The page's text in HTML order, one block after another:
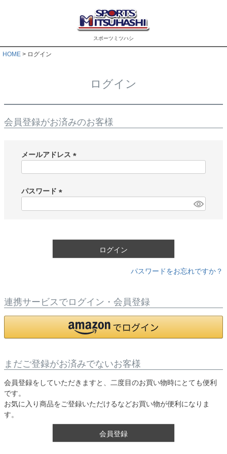
スポーツミツハシ
HOME ログイン
ログイン
会員登録がお済みのお客様
メールアドレス
)
パスワード
ログイン
パスワードをお忘れですか？
連携サービスでログイン・会員登録
まだご登録がお済みでないお客様
会員登録をしていただきますと、二度目のお買い物時にとても便利
です。
お気に入り商品をご登録いただけるなどお買い物が便利になりま
す。
会員登録